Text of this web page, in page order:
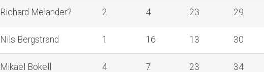
Richard Melander? 2 4 23 29
Nils Bergstrand 1 16 13 30
Mikael Bokell 4 7 23 34